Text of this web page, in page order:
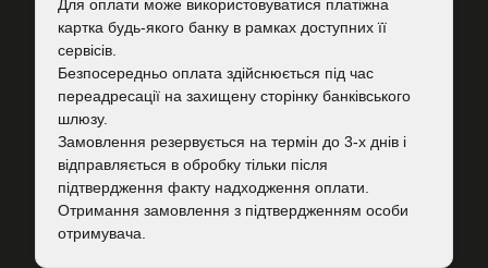
Для оплати може використовуватися платіжна
картка будь-якого банку в рамках доступних її
сервісів.
Безпосередньо оплата здійснюється під час
переадресації на захищену сторінку банківського
шлюзу.
Замовлення резервується на термін до 3-х днів і
відправляється в обробку тільки після
підтвердження факту надходження оплати.
Отримання замовлення з підтвердженням особи
отримувача.